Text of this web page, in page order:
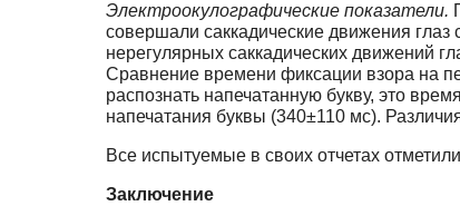
Электроокулографические показатели.
совершали саккадические движения
нерегулярных саккадических движений
Сравнение времени фиксации взора на
распознать напечатанную букву, это
напечатания буквы (340±110 мс).
Все испытуемые в своих отчетах
Заключение